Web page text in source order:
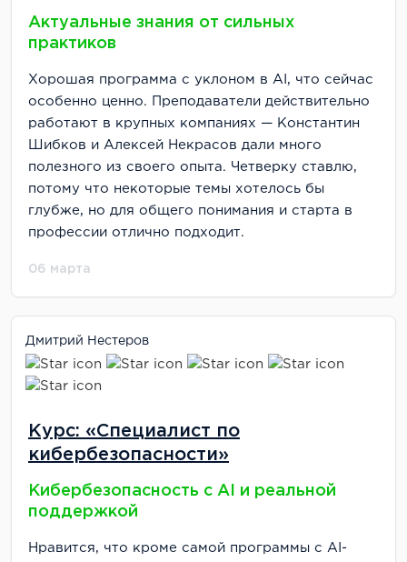
Актуальные знания от сильных
практиков
Хорошая программа с уклоном в AI, что сейчас
особенно ценно. Преподаватели действительно
работают в крупных компаниях — Константин
Шибков и Алексей Некрасов дали много
полезного из своего опыта. Четверку ставлю,
потому что некоторые темы хотелось бы
глубже, но для общего понимания и старта в
профессии отлично подходит.
06 марта
Дмитрий Нестеров
Курс: «Специалист по
кибербезопасности»
Кибербезопасность с AI и реальной
поддержкой
Нравится, что кроме самой программы с AI-